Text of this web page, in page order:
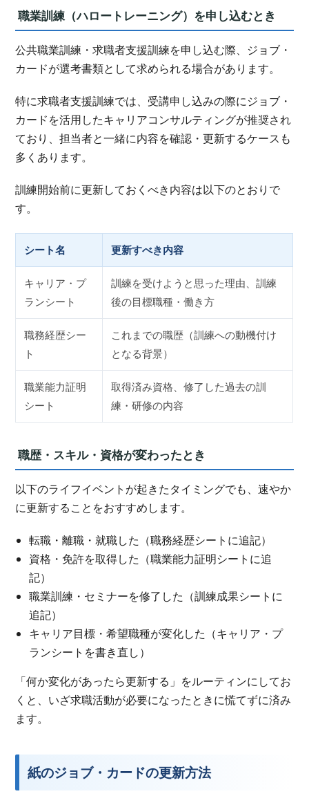
職業訓練（ハロートレーニング）を申し込むとき
公共職業訓練・求職者支援訓練を申し込む際、ジョブ・
カードが選考書類として求められる場合があります。
特に求職者支援訓練では、受講申し込みの際にジョブ・
カードを活用したキャリアコンサルティングが推奨され
ており、担当者と一緒に内容を確認・更新するケースも
多くあります。
訓練開始前に更新しておくべき内容は以下のとおりで
す。
シート名 更新すべき内容
キャリア・プ
ランシート
訓練を受けようと思った理由、訓練
後の目標職種・働き方
職務経歴シー
ト
これまでの職歴（訓練への動機付け
となる背景）
職業能力証明
シート
取得済み資格、修了した過去の訓
練・研修の内容
職歴・スキル・資格が変わったとき
以下のライフイベントが起きたタイミングでも、速やか
に更新することをおすすめします。
転職・離職・就職した（職務経歴シートに追記）
資格・免許を取得した（職業能力証明シートに追
記）
職業訓練・セミナーを修了した（訓練成果シートに
追記）
キャリア目標・希望職種が変化した（キャリア・プ
ランシートを書き直し）
「何か変化があったら更新する」をルーティンにしてお
くと、いざ求職活動が必要になったときに慌てずに済み
ます。
紙のジョブ・カードの更新方法